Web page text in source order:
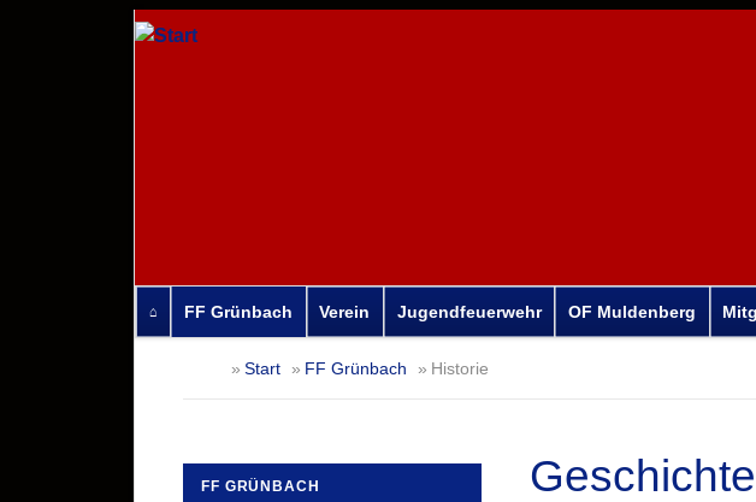
FF Grünbach Verein Jugendfeuerwehr OF Muldenberg
überspringen
Start FF Grünbach Historie
FF GRÜNBACH